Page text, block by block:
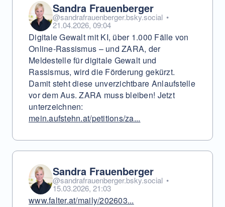
Sandra Frauenberger
@sandrafrauenberger.bsky.social •
21.04.2026, 09:04
Digitale Gewalt mit KI, über 1.000 Fälle von
Online-Rassismus – und ZARA, der
Meldestelle für digitale Gewalt und
Rassismus, wird die Förderung gekürzt.
Damit steht diese unverzichtbare Anlaufstelle
vor dem Aus. ZARA muss bleiben! Jetzt
unterzeichnen:
mein.aufstehn.at/petitions/za...
Sandra Frauenberger
@sandrafrauenberger.bsky.social •
15.03.2026, 21:03
www.falter.at/maily/202603...